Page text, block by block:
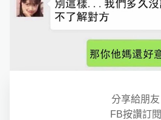
分享給朋友
FB按讚訂閱